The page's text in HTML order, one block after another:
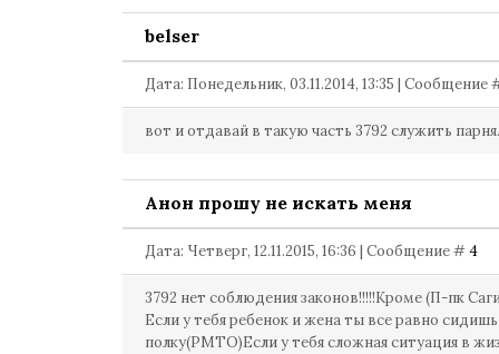
belser
Дата: Понедельник, 03.11.2014, 13:35 | Сообщение
вот и отдавай в такую часть 3792 служить парня.
Анон прошу не искать меня
Дата: Четверг, 12.11.2015, 16:36 | Сообщение #4
3792 нет соблюдения законов!!!!!Кроме (П-пк
Если у тебя ребенок и жена ты все равно
полку(РМТО)Если у тебя сложная ситуация в